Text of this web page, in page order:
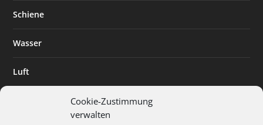
Cookie-Zustimmung
verwalten
Schiene
Wasser
Luft